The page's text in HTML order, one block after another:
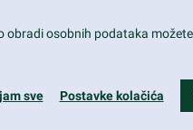
obradi osobnih podataka
sve Postavke kolačića